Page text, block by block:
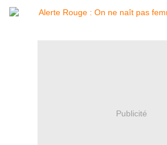
Publicité